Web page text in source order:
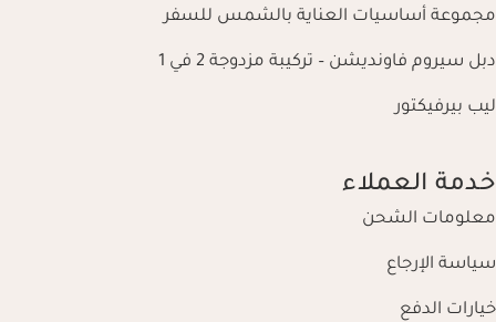
مجموعة أساسيات العناية بالشمس للسفر
دبل سيروم فاونديشن – تركيبة مزدوجة 2 في 1
ليب بيرفيكتور
خدمة العملاء
معلومات الشحن
سياسة الإرجاع
خيارات الدفع